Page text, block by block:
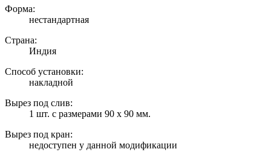
Форма:
нестандартная
Страна:
Индия
Способ установки:
накладной
Вырез под слив:
1 шт. с размерами 90 х 90 мм.
Вырез под кран:
недоступен у данной модификации